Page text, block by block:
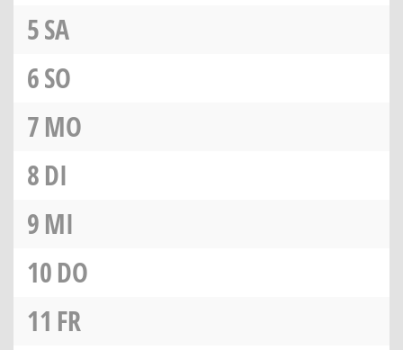
5SA
6SO
7MO
8DI
9MI
10DO
11 FR